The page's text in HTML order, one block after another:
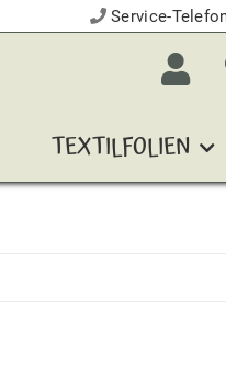
Service-
TEXTILFOLIEN